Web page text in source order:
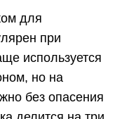
для
при
используется
но на
без опасения